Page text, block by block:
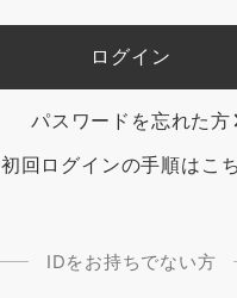
パスワードを忘れた方
初回ログインの手順はこ
IDをお持ちでない方